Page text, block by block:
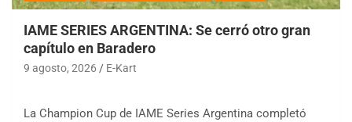
IAME SERIES ARGENTINA: Se cerró otro gran
capítulo en Baradero
9 agosto, 2026 E-Kart
La Champion Cup de IAME Series Argentina completó